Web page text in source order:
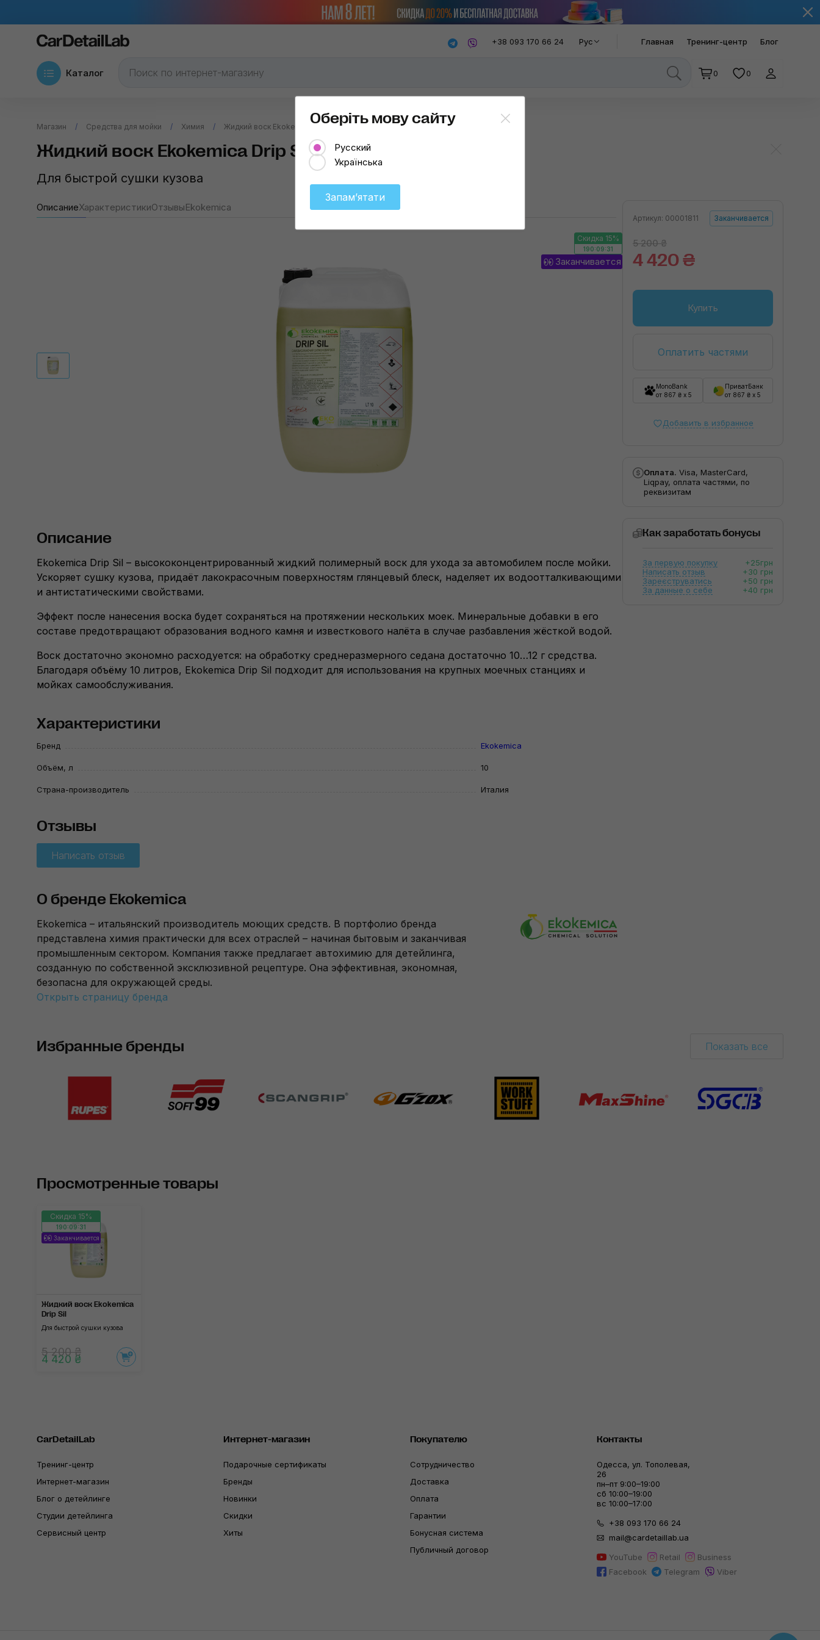
+38 093 170 66 24 Рус Главная Тренинг-центр Блог
Каталог 0 0
Магазин Средства для мойки Химия Жидкий воск Ekokemica Drip Sil
Жидкий воск Ekokemica Drip Sil
Для быстрой сушки кузова
ОписаниеХарактеристикиОтзывыEkokemica
Скидка 15%
190:09:30
Заканчивается
Описание
Ekokemica Drip Sil – высококонцентрированный жидкий полимерный воск для ухода за автомобилем после мойки.
Ускоряет сушку кузова, придаёт лакокрасочным поверхностям глянцевый блеск, наделяет их водоотталкивающими
и антистатическими свойствами.
Эффект после нанесения воска будет сохраняться на протяжении нескольких моек. Минеральные добавки в его
составе предотвращают образования водного камня и известкового налёта в случае разбавления жёсткой водой.
Воск достаточно экономно расходуется: на обработку среднеразмерного седана достаточно 10…12 г средства.
Благодаря объёму 10 литров, Ekokemica Drip Sil подходит для использования на крупных моечных станциях и
мойках самообслуживания.
Характеристики
Бренд Ekokemica
Объём, л 10
Страна-производитель Италия
Отзывы
Написать отзыв
О бренде Ekokemica
Ekokemica – итальянский производитель моющих средств. В портфолио бренда
представлена химия практически для всех отраслей – начиная бытовым и заканчивая
промышленным сектором. Компания также предлагает автохимию для детейлинга,
созданную по собственной эксклюзивной рецептуре. Она эффективная, экономная,
безопасна для окружающей среды.
Открыть страницу бренда
Артикул: 00001811 Заканчивается
5 200 ₴
4 420 ₴
Купить
Оплатить частями
MonoBank
от 867 ₴ x 5
ПриватБанк
от 867 ₴ x 5
Добавить в избранное
Оплата. Visa, MasterCard,
Liqpay, оплата частями, по
реквизитам
Как заработать бонусы
За первую покупку
+25грн
Написать отзыв
+30 грн
Зареєструватись
+50 грн
За данные о себе
+40 грн
Избранные бренды Показать все
Просмотренные товары
Скидка 15%
190:09:30
Заканчивается
Жидкий воск Ekokemica
Drip Sil
Для быстрой сушки кузова
5 200 ₴
4 420 ₴
CarDetailLab
Тренинг-центр
Интернет-магазин
Блог о детейлинге
Студии детейлинга
Сервисный центр
Интернет-магазин
Подарочные сертификаты
Бренды
Новинки
Скидки
Хиты
Покупателю
Сотрудничество
Доставка
Оплата
Гарантии
Бонусная система
Публичный договор
Контакты
Одесса, ул. Тополевая,
26
пн–пт 9:00–19:00
сб 10:00–19:00
вс 10:00–17:00
+38 093 170 66 24
mail@cardetaillab.ua
YouTube
Retail
Business
Facebook
Telegram Viber
Оберіть мову сайту
Русский
Українська
Запамʼятати